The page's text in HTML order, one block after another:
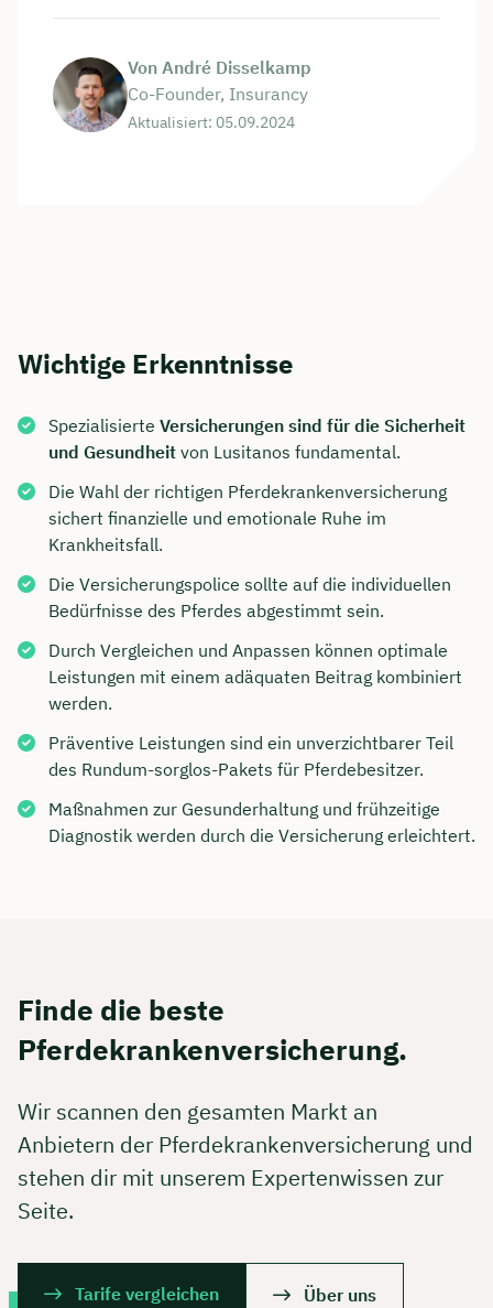
Von André Disselkamp
Co-Founder, Insurancy
Aktualisiert: 05.09.2024
Wichtige Erkenntnisse
Spezialisierte Versicherungen sind für die Sicherheit
und Gesundheit von Lusitanos fundamental.
Die Wahl der richtigen Pferdekrankenversicherung
sichert finanzielle und emotionale Ruhe im
Krankheitsfall.
Die Versicherungspolice sollte auf die individuellen
Bedürfnisse des Pferdes abgestimmt sein.
Durch Vergleichen und Anpassen können optimale
Leistungen mit einem adäquaten Beitrag kombiniert
werden.
Präventive Leistungen sind ein unverzichtbarer Teil
des Rundum-sorglos-Pakets für Pferdebesitzer.
Maßnahmen zur Gesunderhaltung und frühzeitige
Diagnostik werden durch die Versicherung erleichtert.
Finde die beste
Pferdekrankenversicherung.
Wir scannen den gesamten Markt an
Anbietern der Pferdekrankenversicherung und
stehen dir mit unserem Expertenwissen zur
Seite.
Tarife vergleichen Über uns